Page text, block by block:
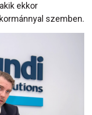
ekkor
szemben.